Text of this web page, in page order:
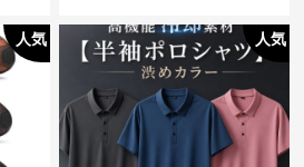
人気 人気